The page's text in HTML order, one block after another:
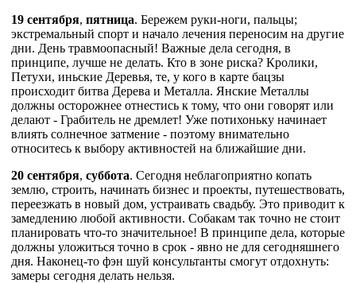
19 сентября, пятница. Бережем руки-ноги, пальцы;
экстремальный спорт и начало лечения переносим на другие
дни. День травмоопасный! Важные дела сегодня, в
принципе, лучше не делать. Кто в зоне риска? Кролики,
Петухи, иньские Деревья, те, у кого в карте бацзы
происходит битва Дерева и Металла. Янские Металлы
должны осторожнее отнестись к тому, что они говорят или
делают - Грабитель не дремлет! Уже потихоньку начинает
влиять солнечное затмение - поэтому внимательно
относитесь к выбору активностей на ближайшие дни.
20 сентября, суббота. Сегодня неблагоприятно копать
землю, строить, начинать бизнес и проекты, путешествовать,
переезжать в новый дом, устраивать свадьбу. Это приводит к
замедлению любой активности. Собакам так точно не стоит
планировать что-то значительное! В принципе дела, которые
должны уложиться точно в срок - явно не для сегодняшнего
дня. Наконец-то фэн шуй консультанты смогут отдохнуть:
замеры сегодня делать нельзя.